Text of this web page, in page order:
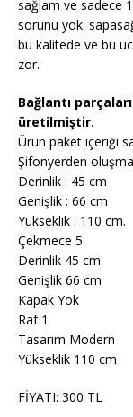
sağlam ve sadece 1
sorunu yok.
bu kalitede ve bu
zor.
Bağlantı
üretilmiştir.
Ürün paket içeriği
Şifonyerden
Derinlik : 45 cm
Genişlik : 66 cm
Yükseklik : 110 cm.
Çekmece 5
Derinlik 45 cm
Genişlik 66 cm
Kapak Yok
Raf 1
Tasarım Modern
Yükseklik 110 cm
FİYATI: 300 TL